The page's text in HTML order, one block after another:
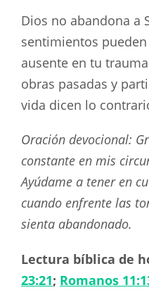
Dios no abandona a
sentimientos
ausente en tu
obras pasadas y
vida dicen lo
Oración devocional:
constante en mis
Ayúdame a tener en
cuando enfrente las
sienta abandonado.
Lectura bíblica de
23:21; Romanos